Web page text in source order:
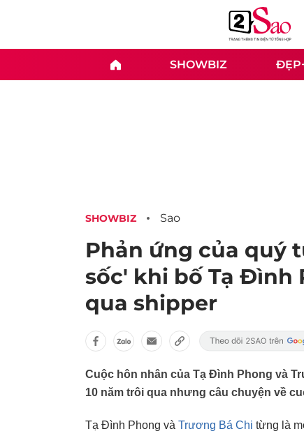
SHOWBIZ
SHOWBIZ Sao
Phản ứng của quý
sốc' khi bố Tạ Đình
qua shipper
Cuộc hôn nhân của Tạ Đình Phong và
10 năm trôi qua nhưng câu chuyện về
Tạ Đình Phong và Trương Bá Chi từng là